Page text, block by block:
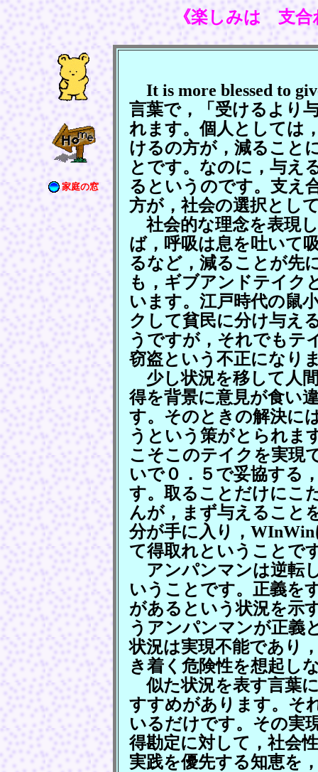
《楽しみは 支合
家庭の窓
It is more blessed to
言葉で，「受けるより
れます。個人としては
けるの方が，減ること
とです。なのに，与え
るというのです。支え
方が，社会の選択とし
社会的な理念を表現
ば，呼吸は息を吐いて
るなど，減ることが先
も，ギブアンドテイク
います。江戸時代の鼠
クして貧民に分け与え
うですが，それでもテ
窃盗という不正になり
少し状況を移して人
得を背景に意見が食い
す。そのときの解決に
うという策がとられま
こそこのテイクを実現
いで０．５で妥協する
す。取ることだけにこ
んが，まず与えること
分が手に入り，
て得取れということで
アンパンマンは逆転
いうことです。正義を
があるという状況を示
うアンパンマンが正義
状況は実現不能であり
き着く危険性を想起し
似た状況を表す言葉
すすめがあります。そ
いるだけです。その実
得勘定に対して，社会
実践を優先する知恵を